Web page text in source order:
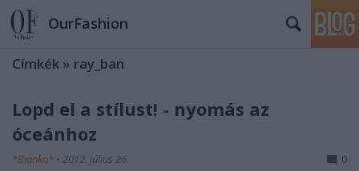
OurFashion
Címkék » ray_ban
Lopd el a stílust! - nyomás az
óceánhoz
*Bianka* • 2012. július 26. 0